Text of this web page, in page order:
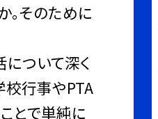
。そのために
ついて深く
校行事やPTA
とで単純に